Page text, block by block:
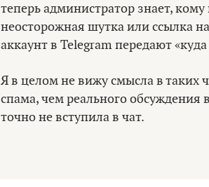
теперь администратор знает,
неосторожная шутка или ссылка
аккаунт в Telegram передают
Я в целом не вижу смысла в таких
спама, чем реального
точно не вступила в чат.